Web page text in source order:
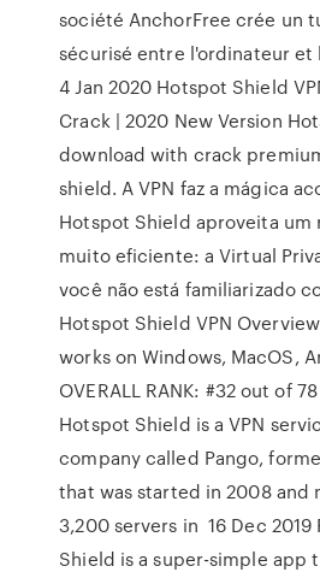
société AnchorFree crée un
sécurisé entre l'ordinateur et
4 Jan 2020 Hotspot Shield
Crack | 2020 New Version
download with crack
shield. A VPN faz a mágica
Hotspot Shield aproveita um
muito eficiente: a Virtual
você não está familiarizado
Hotspot Shield VPN
works on Windows, MacOS,
OVERALL RANK: #32 out of
Hotspot Shield is a VPN
company called Pango,
that was started in 2008 and
3,200 servers in 16 Dec 2019
Shield is a super-simple app